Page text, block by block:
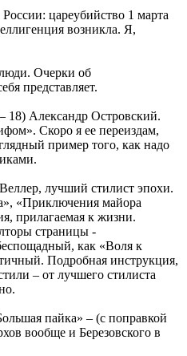
цареубийство 1 марта
возникла. Я,
Очерки об
представляет.
18) Александр Островский.
Скоро я ее переиздам,
пример того, как надо
лучший стилист эпохи.
«Приключения майора
прилагаемая к жизни.
страницы -
как «Воля к
Подробная инструкция,
– от лучшего стилиста
пайка» – (с поправкой
вообще и Березовского в